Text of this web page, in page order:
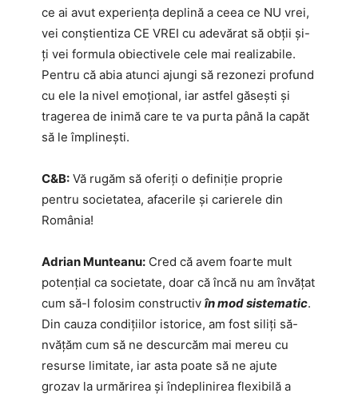
ce ai avut experiența deplină a ceea ce NU vrei,
vei conștientiza CE VREI cu adevărat să obții și-
ți vei formula obiectivele cele mai realizabile.
Pentru că abia atunci ajungi să rezonezi profund
cu ele la nivel emoțional, iar astfel găsești și
tragerea de inimă care te va purta până la capăt
să le împlinești.
C&B: Vă rugăm să oferiți o definiție proprie
pentru societatea, afacerile și carierele din
România!
Adrian Munteanu: Cred că avem foarte mult
potențial ca societate, doar că încă nu am învățat
cum să-l folosim constructiv în mod sistematic.
Din cauza condițiilor istorice, am fost siliți să-
nvățăm cum să ne descurcăm mai mereu cu
resurse limitate, iar asta poate să ne ajute
grozav la urmărirea și îndeplinirea flexibilă a